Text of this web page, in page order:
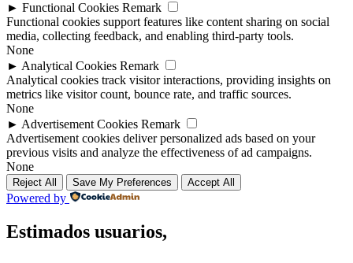
► Functional Cookies Remark
Functional cookies support features like content sharing on social
media, collecting feedback, and enabling third-party tools.
None
► Analytical Cookies Remark
Analytical cookies track visitor interactions, providing insights on
metrics like visitor count, bounce rate, and traffic sources.
None
► Advertisement Cookies Remark
Advertisement cookies deliver personalized ads based on your
previous visits and analyze the effectiveness of ad campaigns.
None
Reject All Save My Preferences Accept All
Powered by
Estimados usuarios,